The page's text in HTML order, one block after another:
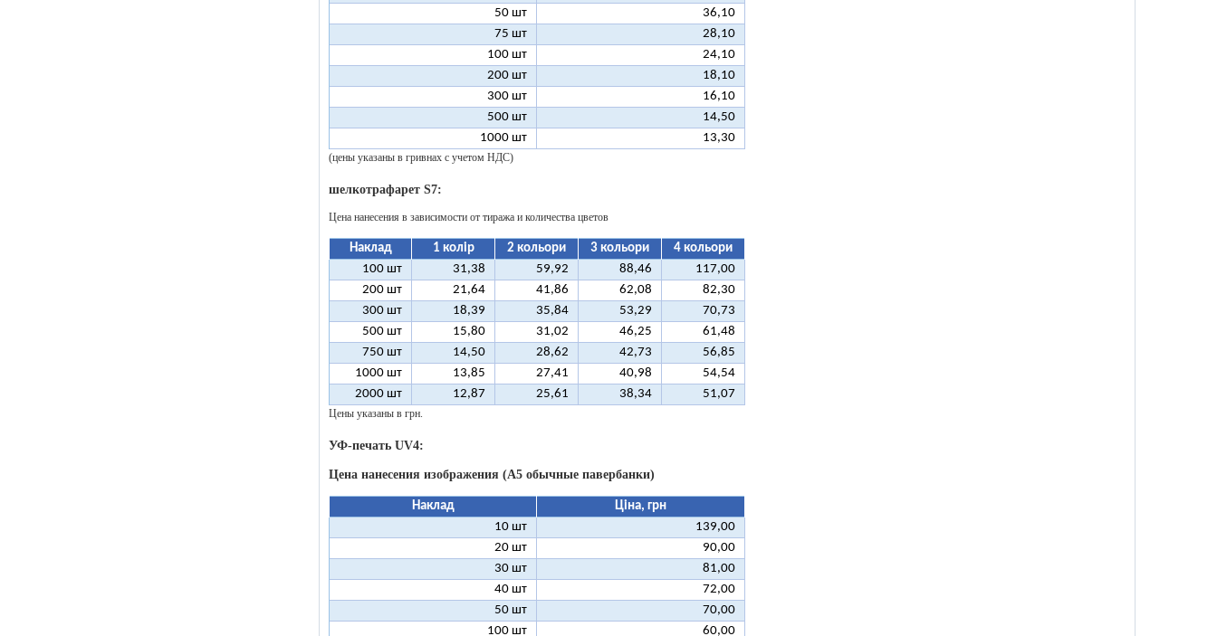
50 шт
36,10
75 шт
28,10
100 шт
24,10
200 шт
18,10
300 шт
16,10
500 шт
14,50
1000 шт
13,30
(цены указаны в гривнах с учетом НДС)
шелкотрафарет S7:
Цена нанесения в зависимости от тиража и количества цветов
Наклад 1 колір 2 кольори 3 кольори
4 кольори
100 шт
31,38 59,92 88,46
117,00
200 шт
21,64 41,86 62,08
82,30
300 шт
18,39 35,84 53,29
70,73
500 шт
15,80 31,02 46,25
61,48
750 шт
14,50 28,62 42,73
56,85
1000 шт
13,85 27,41 40,98
54,54
2000 шт
12,87 25,61 38,34 51,07
Цены указаны в грн.
УФ-печать UV4:
Цена нанесения изображения (А5 обычные павербанки)
Наклад
Ціна, грн
10 шт
139,00
20 шт
90,00
30 шт
81,00
40 шт
72,00
50 шт
70,00
100 шт
60,00